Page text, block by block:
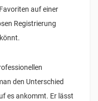
auf einer
Registrierung
den Unterschied
es ankommt. Er lässt